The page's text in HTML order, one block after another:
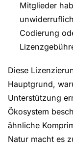
Mitglieder
Codierung
Diese
Hauptgrund,
Unterstützung
Ökosystem
ähnliche
Natur macht es